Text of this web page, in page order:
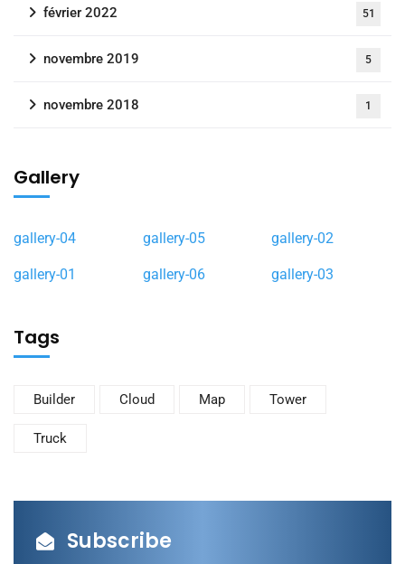
février 2022 51
novembre 2019 5
novembre 2018 1
Gallery
gallery-04 gallery-05 gallery-02
gallery-01 gallery-06 gallery-03
Tags
Builder Cloud Map Tower
Truck
Subscribe